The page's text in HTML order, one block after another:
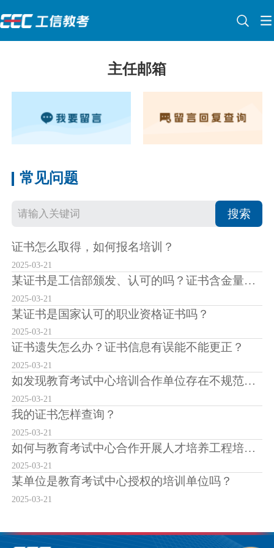
主任邮箱
常见问题
搜索
证书怎么取得，如何报名培训？
2025-03-21
某证书是工信部颁发、认可的吗？证书含金量怎么样？
2025-03-21
某证书是国家认可的职业资格证书吗？
2025-03-21
证书遗失怎么办？证书信息有误能不能更正？
2025-03-21
如发现教育考试中心培训合作单位存在不规范培训、考试行为或虚假宣传情况，该如何反映...
2025-03-21
我的证书怎样查询？
2025-03-21
如何与教育考试中心合作开展人才培养工程培训？
2025-03-21
某单位是教育考试中心授权的培训单位吗？
2025-03-21